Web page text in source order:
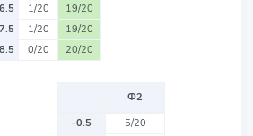
6.5
1/20
19/20
7.5
1/20
19/20
8.5
0/20 20/20
Ф2
-0.5
5/20